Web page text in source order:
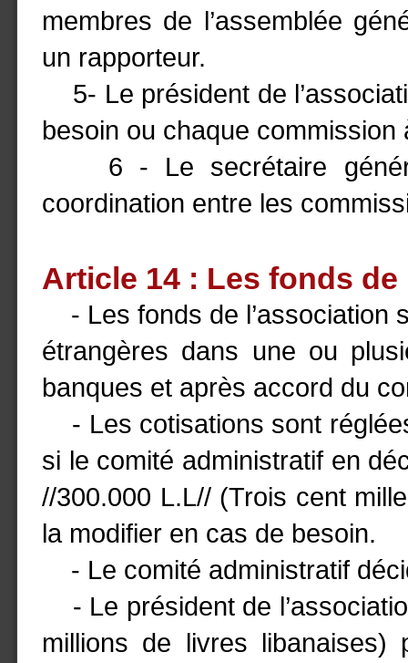
membres de l’assemblée
un rapporteur.
5- Le président de
besoin ou chaque commission
6 - Le secrétaire
coordination entre les
Article 14 : Les fonds de
- Les fonds de l’association
étrangères dans une ou
banques et après accord du
- Les cotisations sont
si le comité administratif en
//300.000 L.L// (Trois cent
la modifier en cas de besoin.
- Le comité administratif
- Le président de
millions de livres